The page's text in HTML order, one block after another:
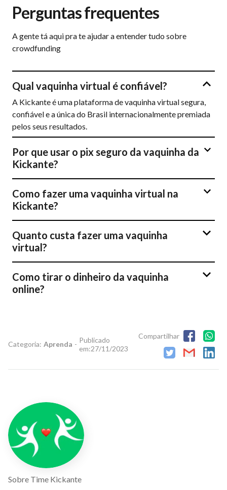
Perguntas frequentes
A gente tá aqui pra te ajudar a entender tudo sobre
crowdfunding
Qual vaquinha virtual é confiável?
A Kickante é uma plataforma de vaquinha virtual segura,
confiável e a única do Brasil internacionalmente premiada
pelos seus resultados.
Por que usar o pix seguro da vaquinha da
Kickante?
Como fazer uma vaquinha virtual na
Kickante?
Quanto custa fazer uma vaquinha
virtual?
Como tirar o dinheiro da vaquinha
online?
Categoria: Aprenda - Publicado
em:27/11/2023
Compartilhar
Sobre Time Kickante